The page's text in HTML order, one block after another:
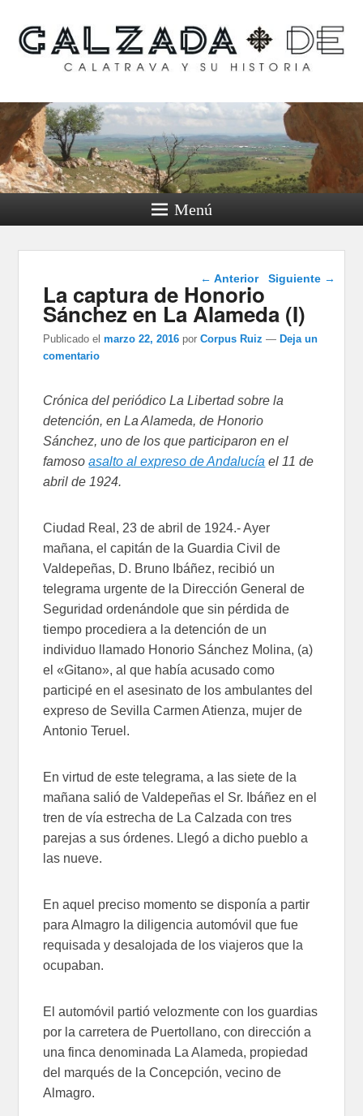
Calzada de Calatrava y
su historia
Menú
Navegación de
entradas
← Anterior Siguiente →
La captura de Honorio
Sánchez en La Alameda (I)
Publicado el marzo 22, 2016 porCorpus Ruiz — Deja un
comentario
Crónica del periódico La Libertad sobre la
detención, en La Alameda, de Honorio
Sánchez, uno de los que participaron en el
famosoasalto al expreso de Andalucía el 11 de
abril de 1924.
Ciudad Real, 23 de abril de 1924.- Ayer
mañana, el capitán de la Guardia Civil de
Valdepeñas, D. Bruno Ibáñez, recibió un
telegrama urgente de la Dirección General de
Seguridad ordenándole que sin pérdida de
tiempo procediera a la detención de un
individuo llamado Honorio Sánchez Molina, (a)
el «Gitano», al que había acusado como
participé en el asesinato de los ambulantes del
expreso de Sevilla Carmen Atienza, mujer de
Antonio Teruel.
En virtud de este telegrama, a las siete de la
mañana salió de Valdepeñas el Sr. Ibáñez en el
tren de vía estrecha de La Calzada con tres
parejas a sus órdenes. Llegó a dicho pueblo a
las nueve.
En aquel preciso momento se disponía a partir
para Almagro la diligencia automóvil que fue
requisada y desalojada de los viajeros que la
ocupaban.
El automóvil partió velozmente con los guardias
por la carretera de Puertollano, con dirección a
una finca denominada La Alameda, propiedad
del marqués de la Concepción, vecino de
Almagro.